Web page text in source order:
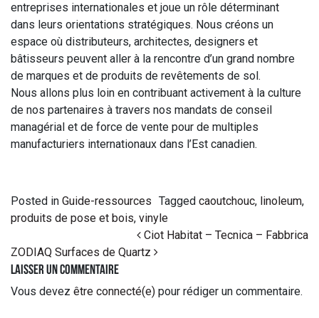
entreprises internationales et joue un rôle déterminant
dans leurs orientations stratégiques. Nous créons un
espace où distributeurs, architectes, designers et
bâtisseurs peuvent aller à la rencontre d’un grand nombre
de marques et de produits de revêtements de sol.
Nous allons plus loin en contribuant activement à la culture
de nos partenaires à travers nos mandats de conseil
managérial et de force de vente pour de multiples
manufacturiers internationaux dans l’Est canadien.
Posted in Guide-ressources Tagged caoutchouc, linoleum,
produits de pose et bois, vinyle
Ciot Habitat – Tecnica – Fabbrica
ZODIAQ Surfaces de Quartz
Laisser un commentaire
Vous devez être connecté(e) pour rédiger un commentaire.